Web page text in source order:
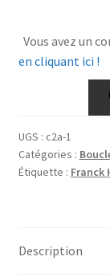
Etoile
Céleste
Vous avez un
en cliquant ici !
UGS : c2a-1
Catégories :
Étiquette : Franck
Description